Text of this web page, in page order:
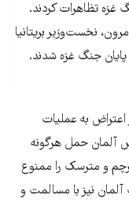
غزه تظاهرات کردند.
نخست‌وزیر بریتانیا
پایان جنگ غزه شدند.
نیز گروهی ۱۵۰۰ نفره در اعتراض به عملیات
آلمان حمل هرگونه
و مترسک را ممنوع
آلمان نیز با مسالمت و